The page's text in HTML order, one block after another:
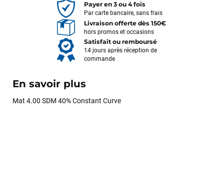
Payer en 3 ou 4 fois
Par carte bancaire, sans frais
Livraison offerte dès 150€
hors promos et occasions
Satisfait ou remboursé
14 jours après réception de
commande
En savoir plus
Mat 4.00 SDM 40% Constant Curve